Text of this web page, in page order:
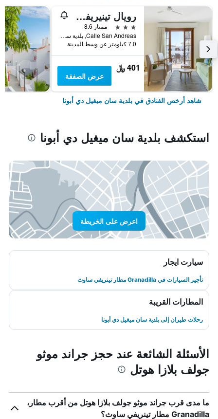
رويال تينيريفي كونتري كلوب من منتجعات دايموند
3 نجوم
ممتاز 8.6
Calle San Andreas, بلدية سان ميغيل دي أبونا, تنريف, أسبانيا
7.0 كيلومتر عن وسط المدينة
401 ﷼
عرض الصفقة
شاهد أرخص الفنادق في بلدية سان ميغيل دي أبونا
استكشف بلدية سان ميغيل دي أبونا
اعرض على الخريطة
سيارت ايجار
تأجير السيارات في Granadilla مطار تينريفي ساوث
المطارات القريبة
رحلات طيران إلى بلدية سان ميغيل دي أبونا
الأسئلة الشائعة عند حجز جراند موثو
جولف بلازا هوتل
ما مدى قرب جراند موثو جولف بلازا هوتل من أقرب مطار،
Granadilla مطار تينريفي ساوث؟